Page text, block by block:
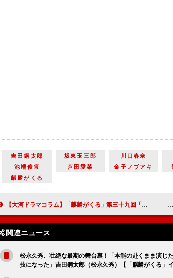
吉田鋼太郎 坂東玉三郎 川口春奈
池端俊策
芦田愛菜 金子ノブアキ
麒麟がくる
【大河ドラマコラム】「麒麟がくる」第三十九回「本願寺を叩け」激動する戦国の世に翻弄（ほんろう）される明智家最後のだんらん
関連ニュース
松永久秀、壮絶な最期の舞台裏！「本能の赴くまま演じ
技になった」吉田鋼太郎（松永久秀）【「麒麟がくる」イ